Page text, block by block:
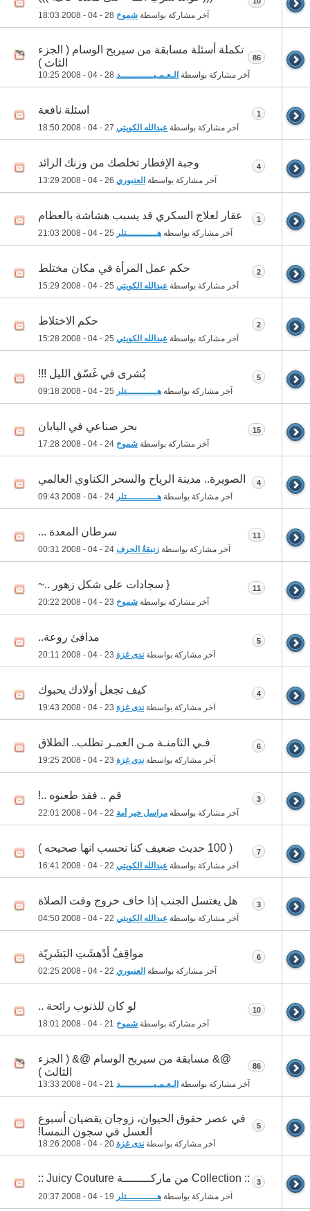
آخر مشاركة بواسطة شموخ 18:03
تكملة أسئلة مسابقة من سيربح الوسام ( الجزء
الثاث )
آخر مشاركة بواسطة الـعـمـيــــــــــــد 10:25
86
اسئلة نافعة
آخر مشاركة بواسطة عبدالله الكويتي 18:50
1
وجبة الإفطار تخلصك من وزنك الزائد
آخر مشاركة بواسطة العنبوري 13:29
4
عقار لعلاج السكري قد يسبب هشاشة بالعظام
آخر مشاركة بواسطة هـــــــــــتلر 21:03
1
حكم عمل المرأة في مكان مختلط
آخر مشاركة بواسطة عبدالله الكويتي 15:29
2
حكم الاختلاط
آخر مشاركة بواسطة عبدالله الكويتي 15:28
2
بُشرى في غَسّقِ الليل !!!
آخر مشاركة بواسطة هـــــــــــتلر 09:18
5
بحر صناعي في اليابان
آخر مشاركة بواسطة شموخ 17:28
15
الصويرة.. مدينة الرياح والسحر الكناوي العالمي
آخر مشاركة بواسطة هـــــــــــتلر 09:43
4
سرطان المعدة ...
آخر مشاركة بواسطة زنبقةُ الحرف 00:31
11
{ سجادات على شكل زهور ..~
آخر مشاركة بواسطة شموخ 20:22
11
مدافئ روعة..
آخر مشاركة بواسطة ندى غزة 20:11
5
كيف تجعل أولادك يحبوك
آخر مشاركة بواسطة ندى غزة 19:43
4
فـي الثامنـة مـن العمـر تطلب.. الطلاق
آخر مشاركة بواسطة ندى غزة 19:25
6
قم .. فقد طعنوه ..!
آخر مشاركة بواسطة مراسل خير أمة 22:01
3
( 100 حديث ضعيف كنا نحسب انها صحيحه )
آخر مشاركة بواسطة عبدالله الكويتي 16:41
7
هل يغتسل الجنب إذا خاف خروج وقت الصلاة
آخر مشاركة بواسطة عبدالله الكويتي 04:50
3
مواقِفُ أدْهشَتِ البَشَرِيّة
آخر مشاركة بواسطة العنبوري 02:25
6
لو كان للذنوب رائحة ..
آخر مشاركة بواسطة شموخ 18:01
10
@& مسابقة من سيربح الوسام @& ( الجزء
الثالث )
آخر مشاركة بواسطة الـعـمـيــــــــــــد 13:33
86
في عصر حقوق الحيوان، زوجان يقضيان أسبوع
العسل في سجون النمسا!
آخر مشاركة بواسطة ندى غزة 18:26
5
:: Collection من ماركــــــــة Juicy Couture ::
آخر مشاركة بواسطة هـــــــــــتلر 20:37
3